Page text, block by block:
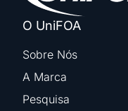
O UniFOA
Sobre Nós
A Marca
Pesquisa